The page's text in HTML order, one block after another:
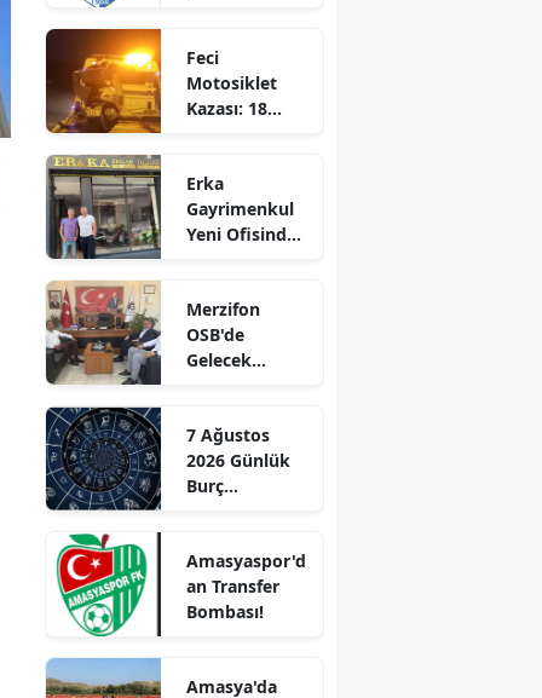
Denizli
Edirne
Elazığ
Erzurum
Gaziantep
Giresun
Hakkari
Isparta
Feci
Motosiklet
Kazası: 18
Kaybetti
Erka
Gayrimenkul
Yeni Ofisinde
“Gayrimenkul
Almak İçin
Doğru Zaman”
Merzifon
OSB'de
Gelecek
7 Ağustos
2026 Günlük
Burç
Sürprizler,
Parada Yeni
Fırsatlar
Amasyaspor'd
an Transfer
Bombası!
Amasya'da